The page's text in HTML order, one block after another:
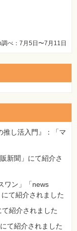
べ：7月5日〜7月11日
推し活入門』：「マ
新聞」にて紹介さ
ワン」「news
て紹介されました
て紹介されました
て紹介されました